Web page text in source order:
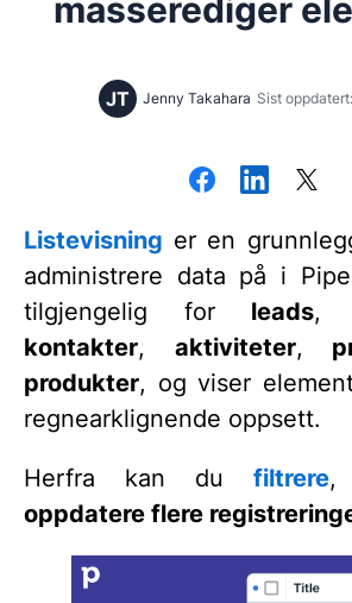
masserediger
JT Jenny Takahara Sist
Listevisning er en
administrere data på i
tilgjengelig for leads
kontakter, aktiviteter,
produkter, og viser
regnearklignende oppsett.
Herfra kan du filtrere,
oppdatere flere